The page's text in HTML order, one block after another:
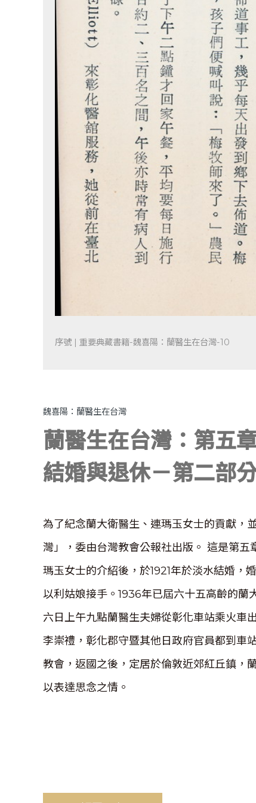
序號 | 重要典藏書籍-魏喜陽：蘭醫生在台灣-10
魏喜陽：蘭醫生在台灣
蘭醫生在台灣：第五
結婚與退休－第二部
為了紀念蘭大衛醫生、連瑪玉女士的貢獻，
灣」，委由台灣教會公報社出版。 這是第
瑪玉女士的介紹後，於1921年於淡水結婚，
以利姑娘接手。1936年已屆六十五高齡的蘭
六日上午九點蘭醫生夫婦從彰化車站乘火車
李崇禮，彰化郡守暨其他日政府官員都到車
教會，返國之後，定居於倫敦近郊紅丘鎮，
以表達思念之情。